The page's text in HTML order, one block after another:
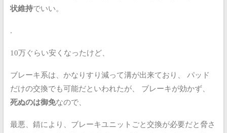
状維持でいい。
.
10万ぐらい安くなったけど、
ブレーキ系は、かなりすり減って溝が出来ており、
パッド
だけの交換でも可能だといわれたが、
ブレーキが効かず、
死ぬのは御免なので、
最悪、錆により、ブレーキユニットごと交換が必要だと脅さ